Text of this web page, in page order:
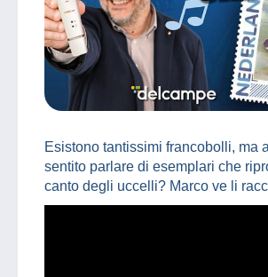
Esistono tantissimi francobolli, ma
sentito parlare di esemplari che
canto degli uccelli? Marco ve li